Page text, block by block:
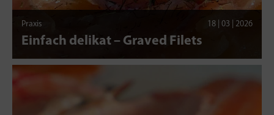
Praxis 18 | 03 | 2026
Einfach delikat – Graved Filets